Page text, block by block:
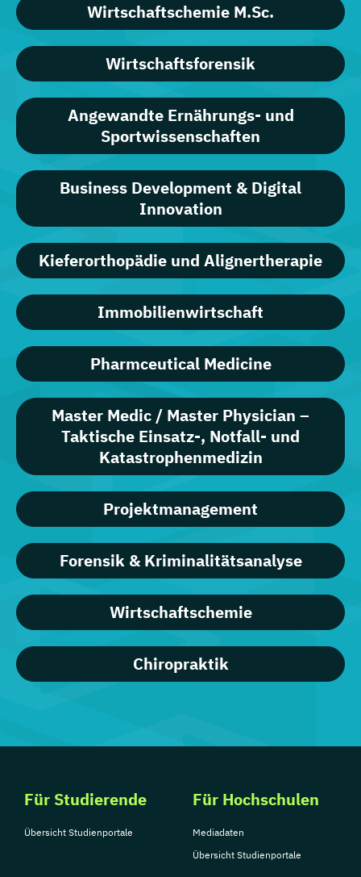
Wirtschaftschemie M.Sc.
Wirtschaftsforensik
Angewandte Ernährungs- und
Sportwissenschaften
Business Development & Digital
Innovation
Kieferorthopädie und Alignertherapie
Immobilienwirtschaft
Pharmceutical Medicine
Master Medic / Master Physician –
Taktische Einsatz-, Notfall- und
Katastrophenmedizin
Projektmanagement
Forensik & Kriminalitätsanalyse
Wirtschaftschemie
Chiropraktik
Für Studierende
Übersicht Studienportale
Für Hochschulen
Mediadaten
Übersicht Studienportale